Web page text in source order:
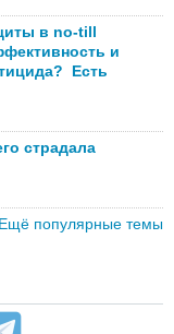
в no-till
и
Есть
страдала
Ещё популярные темы